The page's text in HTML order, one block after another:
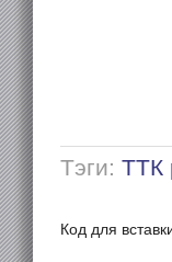
Тэги: ТТК
Код для